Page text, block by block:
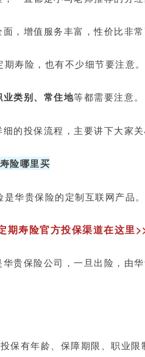
，增值服务丰富，性价比非常
期寿险，也有不少细节要注意。
类别、常住地等都需要注意。
的投保流程，主要讲下大家关
险哪里买
是华贵保险的定制互联网产品。
期寿险官方投保渠道在这里
贵保险公司，一旦出险，由
保有年龄、保障期限、职业限